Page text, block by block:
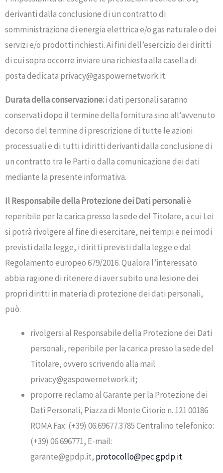
derivanti dalla conclusione di un contratto di
somministrazione di energia elettrica e/o gas naturale o dei
servizi e/o prodotti richiesti. Ai fini dell’esercizio dei diritti
di cui sopra occorre inviare una richiesta alla casella di
posta dedicata privacy@gaspowernetwork.it.
Durata della conservazione:i dati personali saranno
conservati dopo il termine della fornitura sino all’avvenuto
decorso del termine di prescrizione di tutte le azioni
processuali e di tutti i diritti derivanti dalla conclusione di
un contratto tra le Parti o dalla comunicazione dei dati
mediante la presente informativa.
Il Responsabile della Protezione dei Dati personaliè
reperibile per la carica presso la sede del Titolare, a cui Lei
si potrà rivolgere al fine di esercitare, nei tempi e nei modi
previsti dalla legge, i diritti previsti dalla legge e dal
Regolamento europeo 679/2016. Qualora l’interessato
abbia ragione di ritenere di aver subito una lesione dei
propri diritti in materia di protezione dei dati personali,
può:
rivolgersi al Responsabile della Protezione dei Dati
personali, reperibile per la carica presso la sede del
Titolare, ovvero scrivendo alla mail
privacy@gaspowernetwork.it;
proporre reclamo al Garante per la Protezione dei
Dati Personali, Piazza di Monte Citorio n. 121 00186
ROMA Fax: (+39) 06.69677.3785 Centralino telefonico:
(+39) 06.696771, E-mail:
garante@gpdp.it, protocollo@pec.gpdp.it.